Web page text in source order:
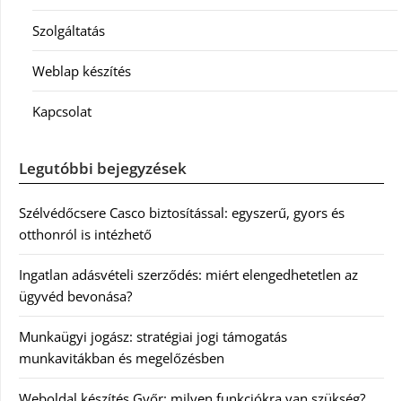
Szolgáltatás
Weblap készítés
Kapcsolat
Legutóbbi bejegyzések
Szélvédőcsere Casco biztosítással: egyszerű, gyors és
otthonról is intézhető
Ingatlan adásvételi szerződés: miért elengedhetetlen az
ügyvéd bevonása?
Munkaügyi jogász: stratégiai jogi támogatás
munkavitákban és megelőzésben